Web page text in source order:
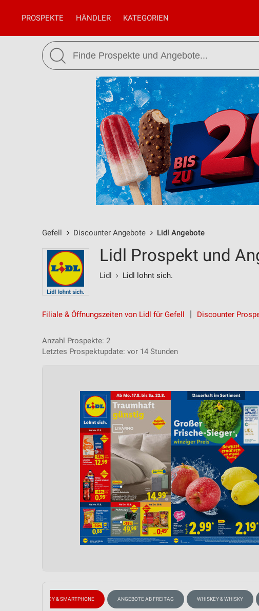
PROSPEKTE HÄNDLER KATEGORIEN
Gefell Discounter Angebote Lidl Angebote
Lidl Prospekt und
Lidl › Lidl lohnt sich.
Filiale & Öffnungszeiten von Lidl für Gefell Discounter
Anzahl Prospekte: 2
Letztes Prospektupdate: vor 14 Stunden
HANDY & SMARTPHONE ANGEBOTE AB FREITAG WHISKEY & WHISKY